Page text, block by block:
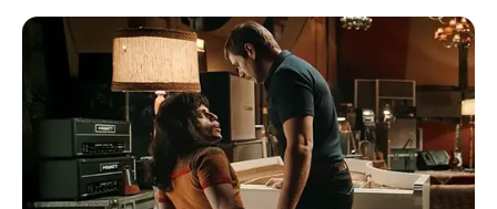
Yeni təyin olunan müavin KİMDİR?
—FOTO